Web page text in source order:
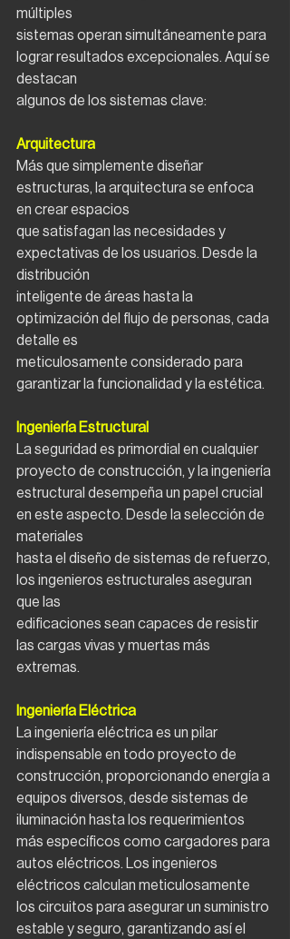
múltiples
sistemas operan simultáneamente para
lograr resultados excepcionales. Aquí se
destacan
algunos de los sistemas clave:
Arquitectura
Más que simplemente diseñar
estructuras, la arquitectura se enfoca
en crear espacios
que satisfagan las necesidades y
expectativas de los usuarios. Desde la
distribución
inteligente de áreas hasta la
optimización del flujo de personas, cada
detalle es
meticulosamente considerado para
garantizar la funcionalidad y la estética.
Ingeniería Estructural
La seguridad es primordial en cualquier
proyecto de construcción, y la ingeniería
estructural desempeña un papel crucial
en este aspecto. Desde la selección de
materiales
hasta el diseño de sistemas de refuerzo,
los ingenieros estructurales aseguran
que las
edificaciones sean capaces de resistir
las cargas vivas y muertas más
extremas.
Ingeniería Eléctrica
La ingeniería eléctrica es un pilar
indispensable en todo proyecto de
construcción, proporcionando energía a
equipos diversos, desde sistemas de
iluminación hasta los requerimientos
más específicos como cargadores para
autos eléctricos. Los ingenieros
eléctricos calculan meticulosamente
los circuitos para asegurar un suministro
estable y seguro, garantizando así el